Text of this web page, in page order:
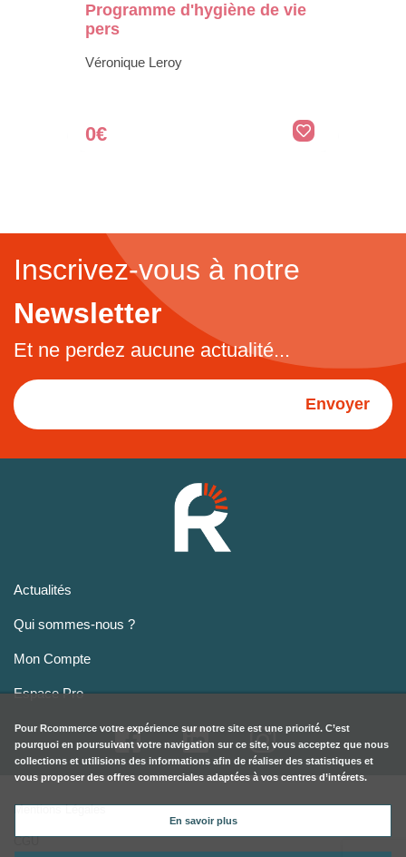
Programme d'hygiène de vie
pers
Véronique Leroy
0€
Inscrivez-vous à notre
Newsletter
Et ne perdez aucune actualité...
Envoyer
Actualités
Qui sommes-nous ?
Mon Compte
Espace Pro
Mentions Légales
CGU
Pour Rcommerce votre expérience sur notre site est une priorité. C’est
pourquoi en poursuivant votre navigation sur ce site, vous acceptez que nous
collections et utilisions des informations afin de réaliser des statistiques et
vous proposer des offres commerciales adaptées à vos centres d’intérets.
En savoir plus